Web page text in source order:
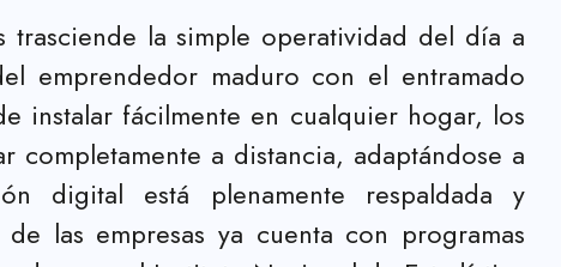
la simple operatividad del día a
emprendedor maduro con el entramado
instalar fácilmente en cualquier hogar, los
a distancia, adaptándose a
digital está plenamente respaldada y
las empresas ya cuenta con programas